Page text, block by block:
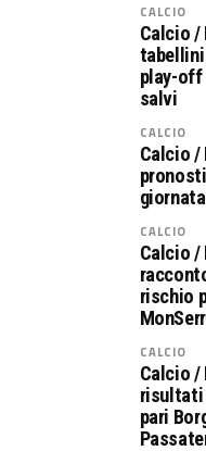
CALCIO
Calcio /
tabellini
play-off
salvi
CALCIO
Calcio /
CALCIO
Calcio /
rischio
CALCIO
Calcio /
risultati
pari